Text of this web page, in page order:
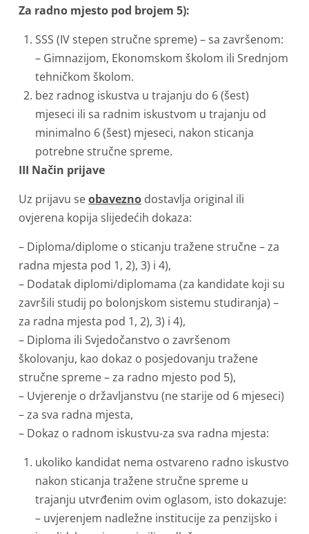
Za radno mjesto pod brojem 5):
SSS (IV stepen stručne spreme) – sa završenom:
– Gimnazijom, Ekonomskom školom ili Srednjom
tehničkom školom.
bez radnog iskustva u trajanju do 6 (šest)
mjeseci ili sa radnim iskustvom u trajanju od
minimalno 6 (šest) mjeseci, nakon sticanja
potrebne stručne spreme.
III Način prijave
Uz prijavu seobavezno dostavlja original ili
ovjerena kopija slijedećih dokaza:
– Diploma/diplome o sticanju tražene stručne – za
radna mjesta pod 1, 2), 3) i 4),
– Dodatak diplomi/diplomama (za kandidate koji su
završili studij po bolonjskom sistemu studiranja) –
za radna mjesta pod 1, 2), 3) i 4),
– Diploma ili Svjedočanstvo o završenom
školovanju, kao dokaz o posjedovanju tražene
stručne spreme – za radno mjesto pod 5),
– Uvjerenje o državljanstvu (ne starije od 6 mjeseci)
– za sva radna mjesta,
– Dokaz o radnom iskustvu-za sva radna mjesta:
ukoliko kandidat nema ostvareno radno iskustvo
nakon sticanja tražene stručne spreme u
trajanju utvrđenim ovim oglasom, isto dokazuje:
– uvjerenjem nadležne institucije za penzijsko i